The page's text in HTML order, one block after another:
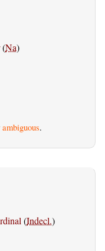
(Na)
ambiguous.
(Indecl.)